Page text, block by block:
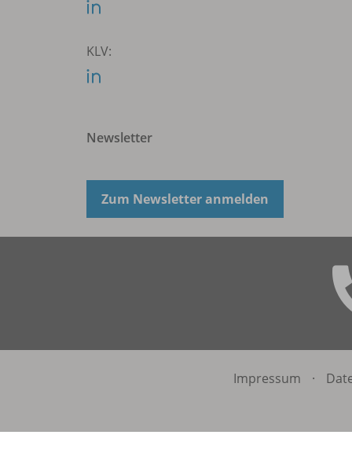
KLV:
Newsletter
Zum Newsletter anmelden
Impressum ·